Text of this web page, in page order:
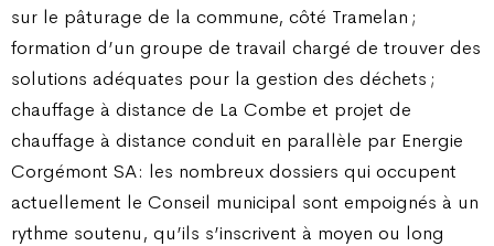
sur le pâturage de la commune, côté Tramelan ;
formation d’un groupe de travail chargé de trouver des
solutions adéquates pour la gestion des déchets ;
chauffage à distance de La Combe et projet de
chauffage à distance conduit en parallèle par Energie
Corgémont SA : les nombreux dossiers qui occupent
actuellement le Conseil municipal sont empoignés à un
rythme soutenu, qu’ils s’inscrivent à moyen ou long